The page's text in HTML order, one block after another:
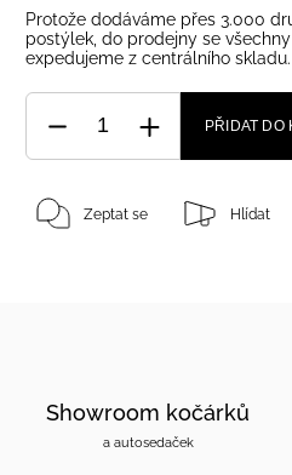
Protože dodáváme přes 3.000
postýlek, do prodejny se
expedujeme z centrálního skladu.
PŘIDAT DO
Zeptat se Hlídat
Showroom kočárků
a autosedaček